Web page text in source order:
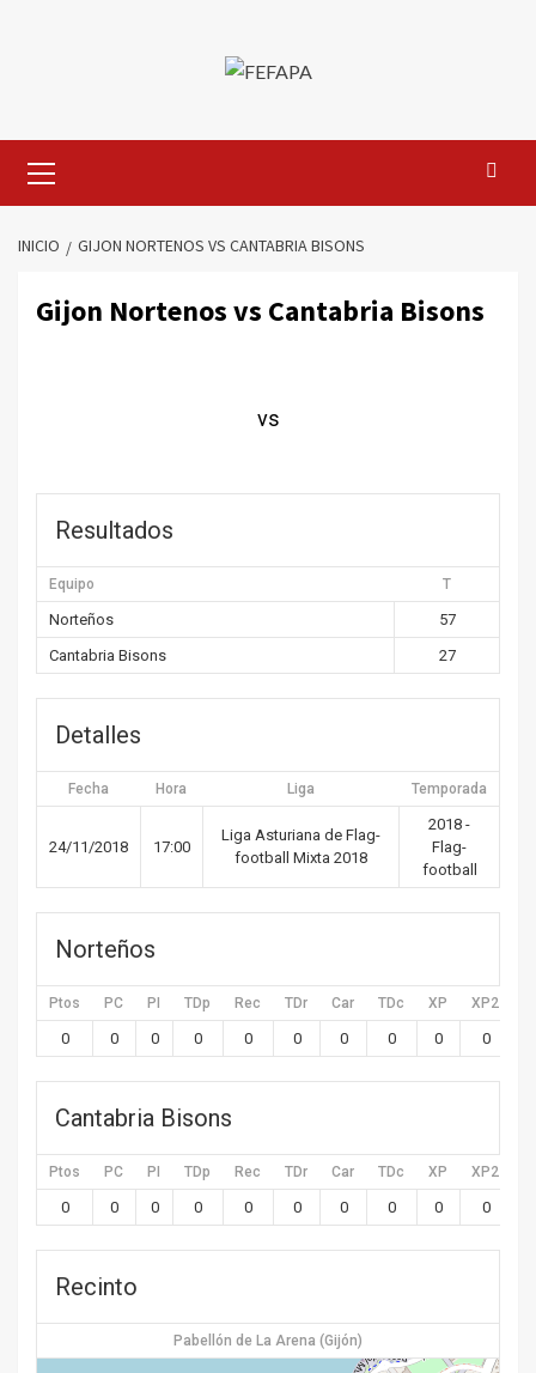
primario
INICIO GIJON NORTENOS VS CANTABRIA BISONS
Gijon Nortenos vs Cantabria Bisons
vs
Resultados
Equipo T
Norteños
57
Cantabria Bisons
27
Detalles
Fecha Hora Liga Temporada
24/11/2018 17:00
Liga Asturiana de Flag-
football Mixta 2018
2018 -
Flag-
football
Norteños
Ptos PC PI TDp Rec TDr Car TDc XP XP2
0 0 0 0 0 0 0 0 0 0
Cantabria Bisons
Ptos PC PI TDp Rec TDr Car TDc XP XP2
0 0 0 0 0 0 0 0 0 0
Recinto
Pabellón de La Arena (Gijón)